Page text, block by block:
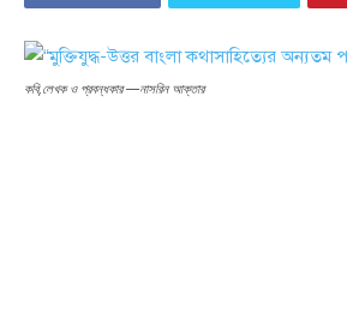
কবি,লেখক ও প্রবন্ধকার —নাসরিন আক্তার